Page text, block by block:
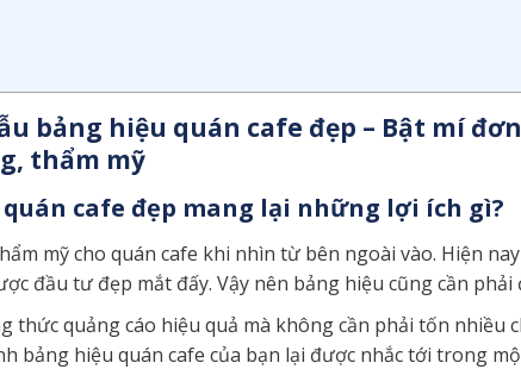
bảng hiệu quán cafe đẹp – Bật mí
thẩm mỹ
cafe đẹp mang lại những lợi ích gì?
mỹ cho quán cafe khi nhìn từ bên ngoài vào. Hiện
đầu tư đẹp mắt đấy. Vậy nên bảng hiệu cũng cần phải
thức quảng cáo hiệu quả mà không cần phải tốn nhiều
bảng hiệu quán cafe của bạn lại được nhắc tới trong